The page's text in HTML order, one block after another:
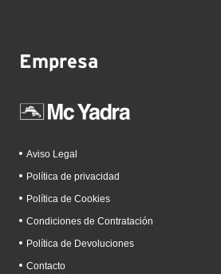
Empresa
Aviso Legal
Política de privacidad
Política de Cookies
Condiciones de Contratación
Política de Devoluciones
Contacto